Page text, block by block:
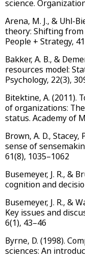
science.
Arena, M. J., & Uhl-
theory: Shifting
People + Strategy,
Bakker, A. B., &
resources model:
Psychology, 22(3),
Bitektine, A. (2011).
of organizations:
status. Academy of
Brown, A. D., Stacey,
sense of
61(8), 1035–1062
Busemeyer, J. R., &
cognition and
Busemeyer, J. R., &
Key issues and
6(1), 43–46
Byrne, D. (1998).
sciences: An